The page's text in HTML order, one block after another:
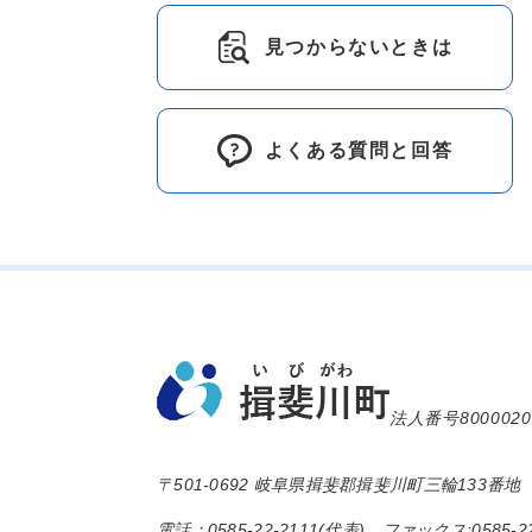
見つからないときは
よくある質問と回答
法人番号
〒501-0692 岐阜県揖斐郡揖斐川町三輪133番地